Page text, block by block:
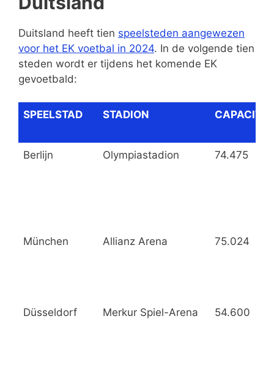
Duitsland heeft tien speelsteden aangewezen
voor het EK voetbal in 2024. In de volgende tien
steden wordt er tijdens het komende EK
gevoetbald:
SPEELSTAD STADION
Berlijn Olympiastadion 74.475
München Allianz Arena 75.024
Düsseldorf Merkur Spiel-Arena 54.600